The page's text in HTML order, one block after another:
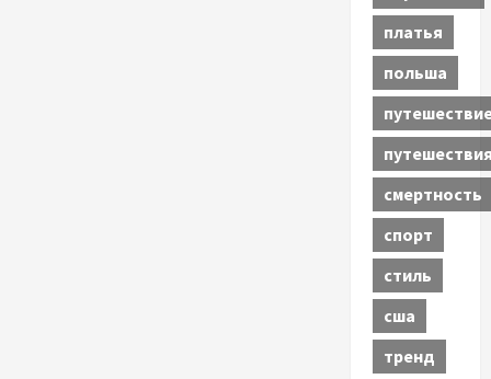
платья
польша
смертность
спорт
стиль
сша
тренд